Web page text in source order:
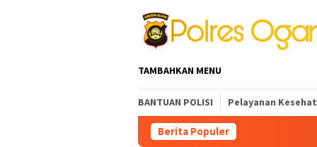
TAMBAHKAN MENU
BANTUAN POLISI Pelayanan
Berita Populer